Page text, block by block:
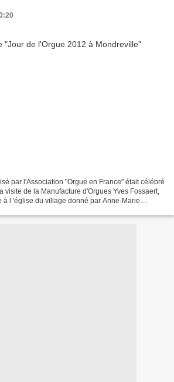
par l'Association "Orgue en France" était célébré
visite de la Manufacture d'Orgues Yves Fossaert,
à l 'église du village donné par Anne-Marie